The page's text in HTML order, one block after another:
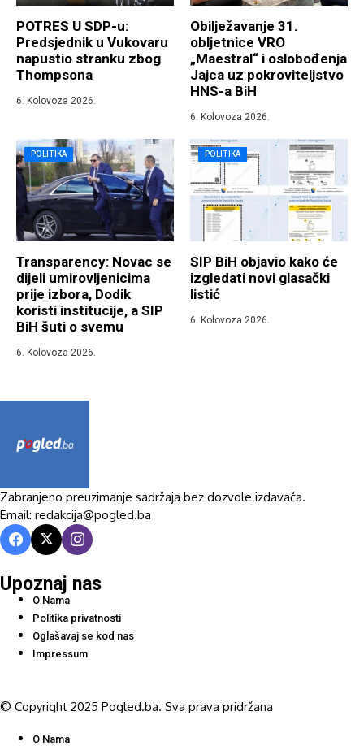
POTRES U SDP-u:
Predsjednik u Vukovaru
napustio stranku zbog
Thompsona
6. Kolovoza 2026.
Obilježavanje 31.
obljetnice VRO
„Maestral“ i oslobođenja
Jajca uz pokroviteljstvo
HNS-a BiH
6. Kolovoza 2026.
POLITIKA
Transparency: Novac se
dijeli umirovljenicima
prije izbora, Dodik
koristi institucije, a SIP
BiH šuti o svemu
6. Kolovoza 2026.
POLITIKA
SIP BiH objavio kako će
izgledati novi glasački
listić
6. Kolovoza 2026.
Zabranjeno preuzimanje sadržaja bez dozvole izdavača.
Email: redakcija@pogled.ba
Upoznaj nas
O Nama
Politika privatnosti
Oglašavaj se kod nas
Impressum
© Copyright 2025 Pogled.ba. Sva prava pridržana
O Nama